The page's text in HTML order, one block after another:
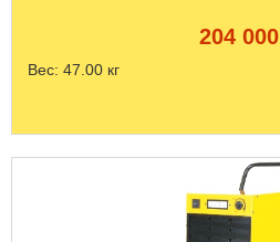
204 000
Вес: 47.00 кг